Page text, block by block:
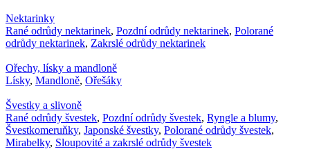
Nektarinky
Rané odrůdy nektarinek, Pozdní odrůdy nektarinek, Polorané
odrůdy nektarinek, Zakrslé odrůdy nektarinek
Ořechy, lísky a mandloně
Lísky, Mandloně, Ořešáky
Švestky a slivoně
Rané odrůdy švestek, Pozdní odrůdy švestek, Ryngle a blumy,
Švestkomeruňky, Japonské švestky, Polorané odrůdy švestek,
Mirabelky, Sloupovité a zakrslé odrůdy švestek